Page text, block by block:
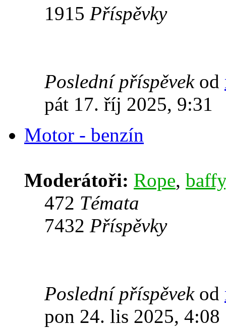
1915 Příspěvky
Poslední příspěvekod
pát 17. říj 2025, 9:31
Motor - benzín
Moderátoři: Rope, baffy
472 Témata
7432 Příspěvky
Poslední příspěvekod
pon 24. lis 2025, 4:08